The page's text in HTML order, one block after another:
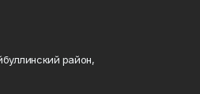
район,